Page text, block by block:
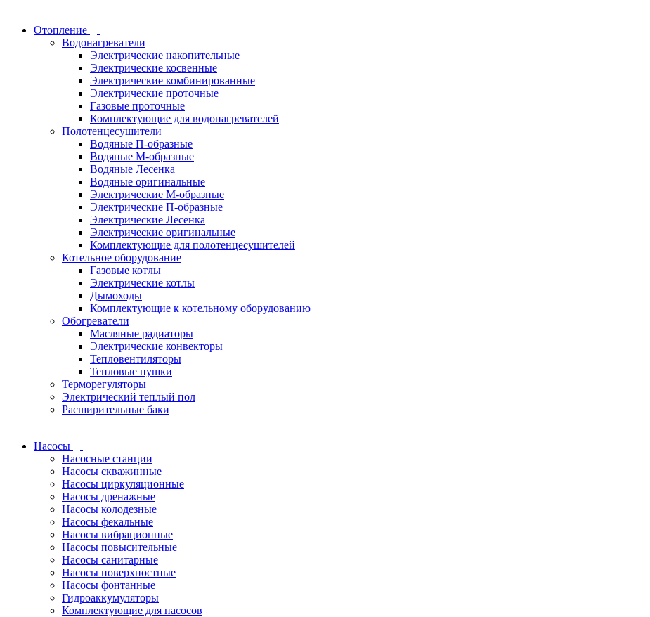
Отопление
Водонагреватели
Электрические накопительные
Электрические косвенные
Электрические комбинированные
Электрические проточные
Газовые проточные
Комплектующие для водонагревателей
Полотенцесушители
Водяные П-образные
Водяные М-образные
Водяные Лесенка
Водяные оригинальные
Электрические М-образные
Электрические П-образные
Электрические Лесенка
Электрические оригинальные
Комплектующие для полотенцесушителей
Котельное оборудование
Газовые котлы
Электрические котлы
Дымоходы
Комплектующие к котельному оборудованию
Обогреватели
Масляные радиаторы
Электрические конвекторы
Тепловентиляторы
Тепловые пушки
Терморегуляторы
Электрический теплый пол
Расширительные баки
Насосы
Насосные станции
Насосы скважинные
Насосы циркуляционные
Насосы дренажные
Насосы колодезные
Насосы фекальные
Насосы вибрационные
Насосы повысительные
Насосы санитарные
Насосы поверхностные
Насосы фонтанные
Гидроаккумуляторы
Комплектующие для насосов